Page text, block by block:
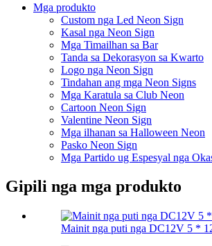
Mga produkto
Custom nga Led Neon Sign
Kasal nga Neon Sign
Mga Timailhan sa Bar
Tanda sa Dekorasyon sa Kwarto
Logo nga Neon Sign
Tindahan ang mga Neon Signs
Mga Karatula sa Club Neon
Cartoon Neon Sign
Valentine Neon Sign
Mga ilhanan sa Halloween Neon
Pasko Neon Sign
Mga Partido ug Espesyal nga
Gipili nga mga produkto
Mainit nga puti nga DC12V 5 *